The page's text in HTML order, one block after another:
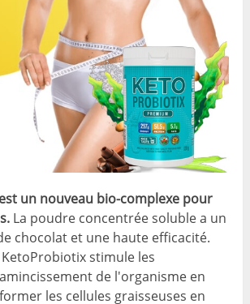
un nouveau bio-complexe pour
La poudre concentrée soluble a un
chocolat et une haute efficacité.
stimule les
de l'organisme en
les cellules graisseuses en